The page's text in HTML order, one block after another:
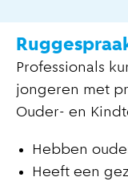
Professionals
jongeren met
Ouder- en
Hebben
Heeft een